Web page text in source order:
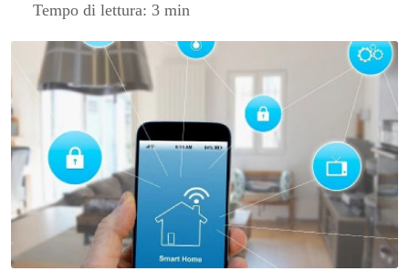
Tempo di lettura: 3 min